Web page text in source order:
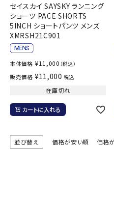
セイスカイ SAYSKY ランニング
ショーツ PACE SHORTS
5INCH ショートパンツ メンズ
XMRSH21C901
本体価格 ¥11,000 （税込）
販売価格 ¥11,000 税込
在庫切れ
カートに入れる
並び替え 価格が安い順 価格